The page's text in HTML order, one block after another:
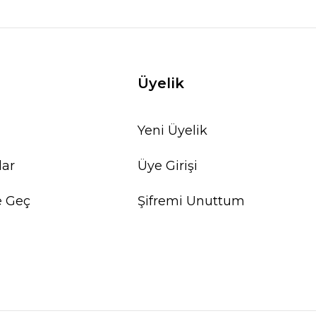
Geç
Üyelik
Yeni Üyelik
Üye Girişi
Şifremi Unuttum